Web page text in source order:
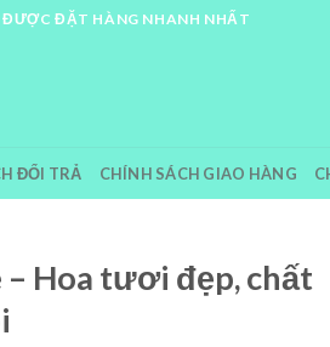
ĐẶT HÀNG NHANH NHẤT
ĐỔI TRẢ CHÍNH SÁCH GIAO HÀNG
Hoa tươi đẹp, chất